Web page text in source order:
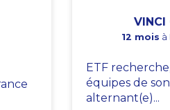
12 mois à
ETF
équipes de
alternant(e)...